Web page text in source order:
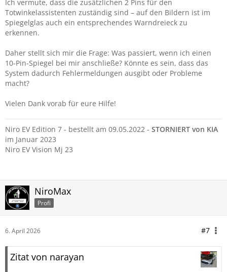
Ich vermute, dass die zusätzlichen 2 Pins für den
Totwinkelassistenten zuständig sind – auf den Bildern ist im
Spiegelglas auch ein entsprechendes Warndreieck zu
erkennen.
Daher stellt sich mir die Frage: Was passiert, wenn ich einen
10-Pin-Spiegel bei mir anschließe? Könnte es sein, dass das
System dadurch Fehlermeldungen ausgibt oder Probleme
macht?
Vielen Dank vorab für eure Hilfe!
Niro EV Edition 7 - bestellt am 09.05.2022 - STORNIERT von KIA
im Januar 2023
Niro EV Vision Mj 23
NiroMax
Profi
6. April 2026 #7
Zitat von narayan